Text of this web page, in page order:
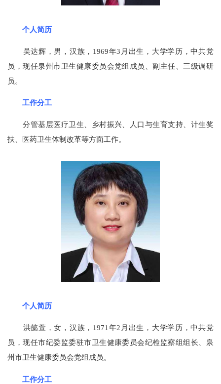
个人简历
吴达辉，男，汉族，1969年3月出生，大学学历，中共党
员，现任泉州市卫生健康委员会党组成员、副主任、三级调研
员。
工作分工
分管基层医疗卫生、乡村振兴、人口与生育支持、计生奖
扶、医药卫生体制改革等方面工作。
个人简历
洪懿萱，女，汉族，1971年2月出生，大学学历，中共党
员，现任市纪委监委驻市卫生健康委员会纪检监察组组长、泉
州市卫生健康委员会党组成员。
工作分工